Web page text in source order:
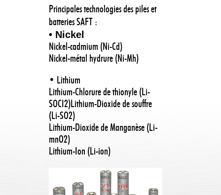
Principales technologies des piles et
batteries SAFT :
• Nickel
Nickel-cadmium (Ni-Cd)
Nickel-métal hydrure (Ni-Mh)
• Lithium
Lithium-Chlorure de thionyle (Li-
SOCI2)Lithium-Dioxide de souffre
(Li-SO2)
Lithium-Dioxide de Manganèse (Li-
mnO2)
Lithium-Ion (Li-ion)